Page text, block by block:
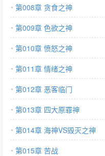
第008章 贪食之神
第009章 色欲之神
第010章 愤怒之神
第011章 情绪之神
第012章 恶客临门
第013章 四大原罪神
第014章 海神VS毁灭之神
第015章 苦战